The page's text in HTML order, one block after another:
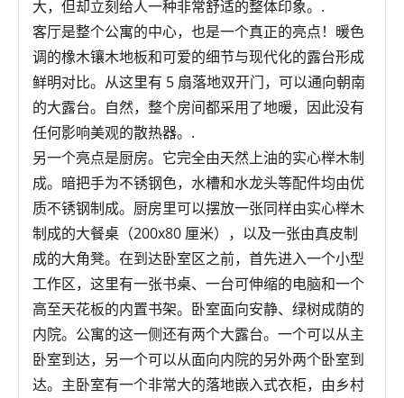
大，但却立刻给人一种非常舒适的整体印象。.
客厅是整个公寓的中心，也是一个真正的亮点！暖色
调的橡木镶木地板和可爱的细节与现代化的露台形成
鲜明对比。从这里有 5 扇落地双开门，可以通向朝南
的大露台。自然，整个房间都采用了地暖，因此没有
任何影响美观的散热器。.
另一个亮点是厨房。它完全由天然上油的实心榉木制
成。暗把手为不锈钢色，水槽和水龙头等配件均由优
质不锈钢制成。厨房里可以摆放一张同样由实心榉木
制成的大餐桌（200x80 厘米），以及一张由真皮制
成的大角凳。在到达卧室区之前，首先进入一个小型
工作区，这里有一张书桌、一台可伸缩的电脑和一个
高至天花板的内置书架。卧室面向安静、绿树成荫的
内院。公寓的这一侧还有两个大露台。一个可以从主
卧室到达，另一个可以从面向内院的另外两个卧室到
达。主卧室有一个非常大的落地嵌入式衣柜，由乡村